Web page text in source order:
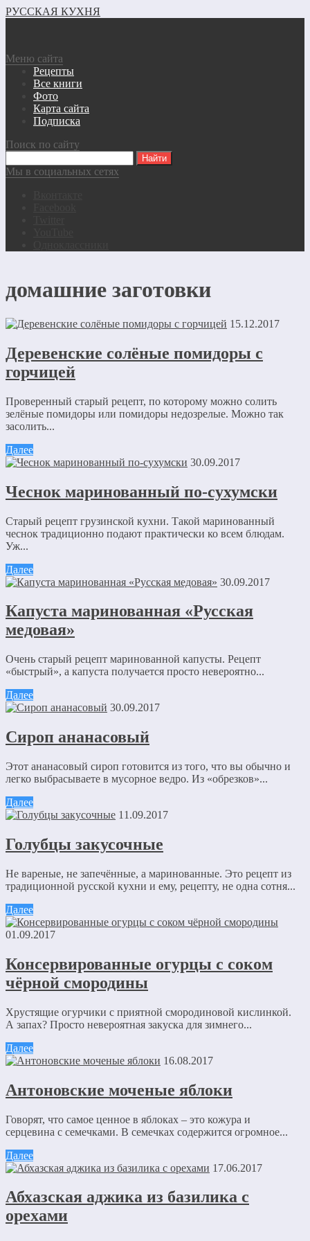
РУССКАЯ КУХНЯ
Меню сайта
Рецепты
Все книги
Фото
Карта сайта
Подписка
Поиск по сайту
Мы в социальных сетях
домашние заготовки
15.12.2017
Деревенские солёные помидоры с
горчицей
Проверенный старый рецепт, по которому можно солить
зелёные помидоры или помидоры недозрелые. Можно так
засолить...
Далее
30.09.2017
Чеснок маринованный по-сухумски
Старый рецепт грузинской кухни. Такой маринованный
чеснок традиционно подают практически ко всем блюдам.
Уж...
Далее
30.09.2017
Капуста маринованная «Русская
медовая»
Очень старый рецепт маринованной капусты. Рецепт
«быстрый», а капуста получается просто невероятно...
Далее
30.09.2017
Сироп ананасовый
Этот ананасовый сироп готовится из того, что вы обычно и
легко выбрасываете в мусорное ведро. Из «обрезков»...
Далее
11.09.2017
Голубцы закусочные
Не вареные, не запечённые, а маринованные. Это рецепт из
традиционной русской кухни и ему, рецепту, не одна сотня...
Далее
01.09.2017
Консервированные огурцы с соком
чёрной смородины
Хрустящие огурчики с приятной смородиновой кислинкой.
А запах? Просто невероятная закуска для зимнего...
Далее
16.08.2017
Антоновские моченые яблоки
Говорят, что самое ценное в яблоках – это кожура и
серцевина с семечками. В семечках содержится огромное...
Далее
17.06.2017
Абхазская аджика из базилика с
орехами